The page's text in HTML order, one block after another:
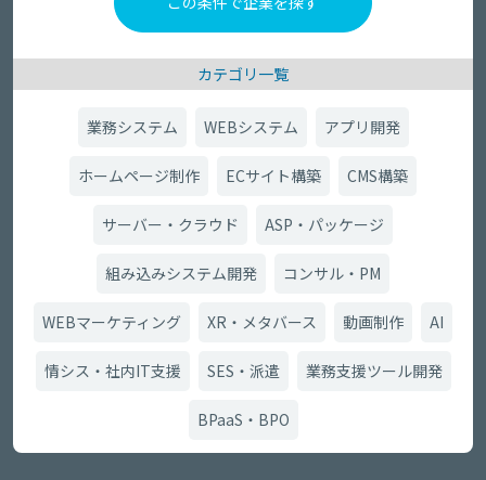
カテゴリ一覧
業務システム WEBシステム アプリ開発
ホームページ制作 ECサイト構築 CMS構築
サーバー・クラウド ASP・パッケージ
組み込みシステム開発 コンサル・PM
WEBマーケティング XR・メタバース 動画制作 AI
情シス・社内IT支援 SES・派遣 業務支援ツール開発
BPaaS・BPO